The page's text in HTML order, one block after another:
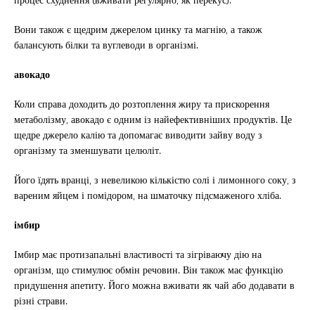
Вони також є щедрим джерелом цинку та магнію, а також
балансують білки та вуглеводи в організмі.
авокадо
Коли справа доходить до розтоплення жиру та прискорення
метаболізму, авокадо є одним із найефективніших продуктів. Це
щедре джерело калію та допомагає виводити зайву воду з
організму та зменшувати целюліт.
Його їдять вранці, з невеликою кількістю солі і лимонного соку, з
вареним яйцем і помідором, на шматочку підсмаженого хліба.
імбир
Імбир має протизапальні властивості та зігріваючу дію на
організм, що стимулює обмін речовин. Він також має функцію
придушення апетиту. Його можна вживати як чай або додавати в
різні страви.